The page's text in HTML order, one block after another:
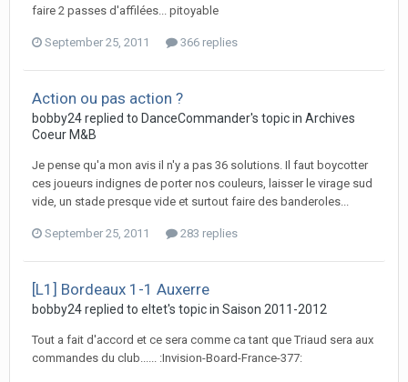
faire 2 passes d'affilées... pitoyable
September 25, 2011 366 replies
Action ou pas action ?
bobby24 replied to DanceCommander's topic in Archives
Coeur M&B
Je pense qu'a mon avis il n'y a pas 36 solutions. Il faut boycotter
ces joueurs indignes de porter nos couleurs, laisser le virage sud
vide, un stade presque vide et surtout faire des banderoles...
September 25, 2011 283 replies
[L1] Bordeaux 1-1 Auxerre
bobby24 replied to eltet's topic in Saison 2011-2012
Tout a fait d'accord et ce sera comme ca tant que Triaud sera aux
commandes du club...... :Invision-Board-France-377: